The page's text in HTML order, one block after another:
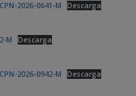
2026-0641-M Descarga
M Descarga
2026-0942-M Descarga